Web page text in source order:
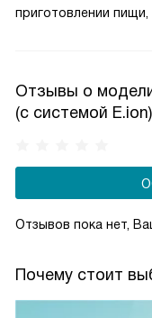
приготовлении
может гибко
энергопотребление
Отзывы о
(с системой
Отзывов пока нет,
Почему стоит